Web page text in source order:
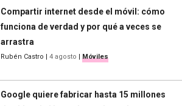
Compartir internet desde el móvil: cómo
funciona de verdad y por qué a veces se
arrastra
Rubén Castro 4 agosto Móviles
Google quiere fabricar hasta 15 millones